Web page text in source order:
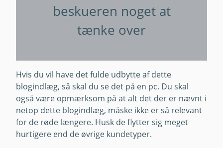
beskueren noget at
tænke over
Hvis du vil have det fulde udbytte af dette
blogindlæg, så skal du se det på en pc. Du skal
også være opmærksom på at alt det der er nævnt i
netop dette blogindlæg, måske ikke er så relevant
for de røde længere. Husk de flytter sig meget
hurtigere end de øvrige kundetyper.